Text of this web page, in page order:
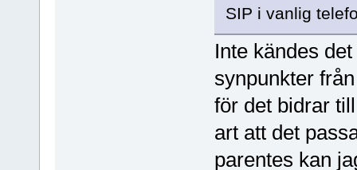
SIP i vanlig
Inte kändes
synpunkter
för det bidrar
art att det
parentes kan